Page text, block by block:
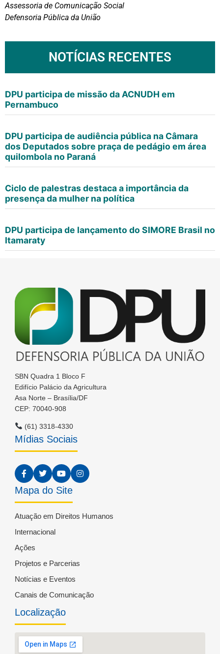
Assessoria de Comunicação Social
Defensoria Pública da União
NOTÍCIAS RECENTES
DPU participa de missão da ACNUDH em
Pernambuco
DPU participa de audiência pública na Câmara
dos Deputados sobre praça de pedágio em área
quilombola no Paraná
Ciclo de palestras destaca a importância da
presença da mulher na política
DPU participa de lançamento do SIMORE Brasil no
Itamaraty
SBN Quadra 1 Bloco F
Edifício Palácio da Agricultura
Asa Norte – Brasília/DF
CEP: 70040-908
(61) 3318-4330
Mídias Sociais
Mapa do Site
Atuação em Direitos Humanos
Internacional
Ações
Projetos e Parcerias
Notícias e Eventos
Canais de Comunicação
Localização